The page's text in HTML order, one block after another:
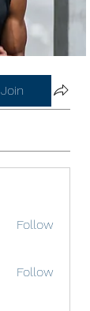
Join
Follow
Follow